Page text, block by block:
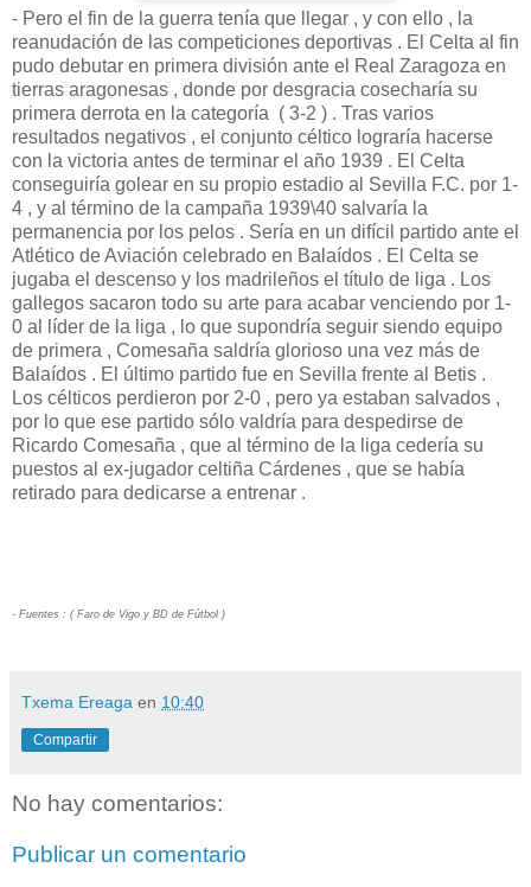
- Pero el fin de la guerra tenía que llegar , y con ello , la
reanudación de las competiciones deportivas . El Celta al fin
pudo debutar en primera división ante el Real Zaragoza en
tierras aragonesas , donde por desgracia cosecharía su
primera derrota en la categoría ( 3-2 ) . Tras varios
resultados negativos , el conjunto céltico lograría hacerse
con la victoria antes de terminar el año 1939 . El Celta
conseguiría golear en su propio estadio al Sevilla F.C. por 1-
4 , y al término de la campaña 1939\40 salvaría la
permanencia por los pelos . Sería en un difícil partido ante el
Atlético de Aviación celebrado en Balaídos . El Celta se
jugaba el descenso y los madrileños el título de liga . Los
gallegos sacaron todo su arte para acabar venciendo por 1-
0 al líder de la liga , lo que supondría seguir siendo equipo
de primera , Comesaña saldría glorioso una vez más de
Balaídos . El último partido fue en Sevilla frente al Betis .
Los célticos perdieron por 2-0 , pero ya estaban salvados ,
por lo que ese partido sólo valdría para despedirse de
Ricardo Comesaña , que al término de la liga cedería su
puestos al ex-jugador celtiña Cárdenes , que se había
retirado para dedicarse a entrenar .
- Fuentes : ( Faro de Vigo y BD de Fútbol )
Txema Ereaga en 10:40
Compartir
No hay comentarios:
Publicar un comentario